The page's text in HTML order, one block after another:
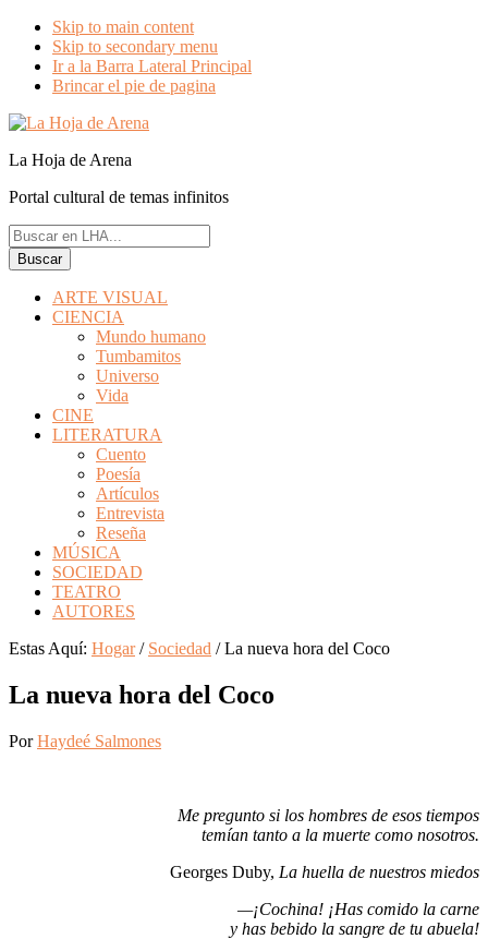
Skip to main content
Skip to secondary menu
Ir a la Barra Lateral Principal
Brincar el pie de pagina
La Hoja de Arena
Portal cultural de temas infinitos
Buscar
en
LHA...
ARTE VISUAL
CIENCIA
Mundo humano
Tumbamitos
Universo
Vida
CINE
LITERATURA
Cuento
Poesía
Artículos
Entrevista
Reseña
MÚSICA
SOCIEDAD
TEATRO
AUTORES
Estas Aquí: Hogar / Sociedad /La nueva hora del Coco
La nueva hora del Coco
PorHaydeé Salmones
Me pregunto si los hombres de esos tiempos
temían tanto a la muerte como nosotros.
Georges Duby, La huella de nuestros miedos
—¡Cochina! ¡Has comido la carne
y has bebido la sangre de tu abuela!